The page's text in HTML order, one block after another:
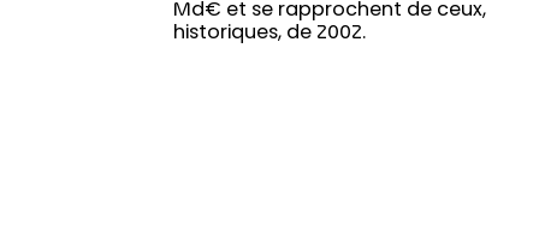
Md€ et se rapprochent de ceux,
historiques, de 2002.